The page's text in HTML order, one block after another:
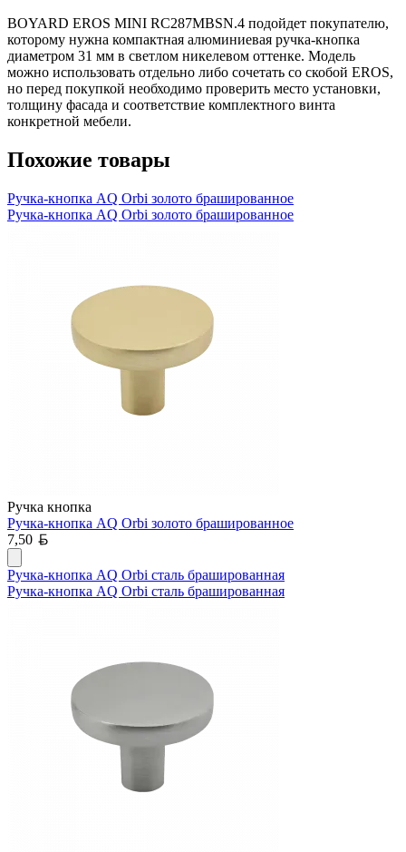
BOYARD EROS MINI RC287MBSN.4 подойдет покупателю,
которому нужна компактная алюминиевая ручка-кнопка
диаметром 31 мм в светлом никелевом оттенке. Модель
можно использовать отдельно либо сочетать со скобой EROS,
но перед покупкой необходимо проверить место установки,
толщину фасада и соответствие комплектного винта
конкретной мебели.
Похожие товары
Ручка-кнопка AQ Orbi золото брашированное
Ручка-кнопка AQ Orbi золото брашированное
Ручка кнопка
Ручка-кнопка AQ Orbi золото брашированное
7,50
Ручка-кнопка AQ Orbi сталь брашированная
Ручка-кнопка AQ Orbi сталь брашированная